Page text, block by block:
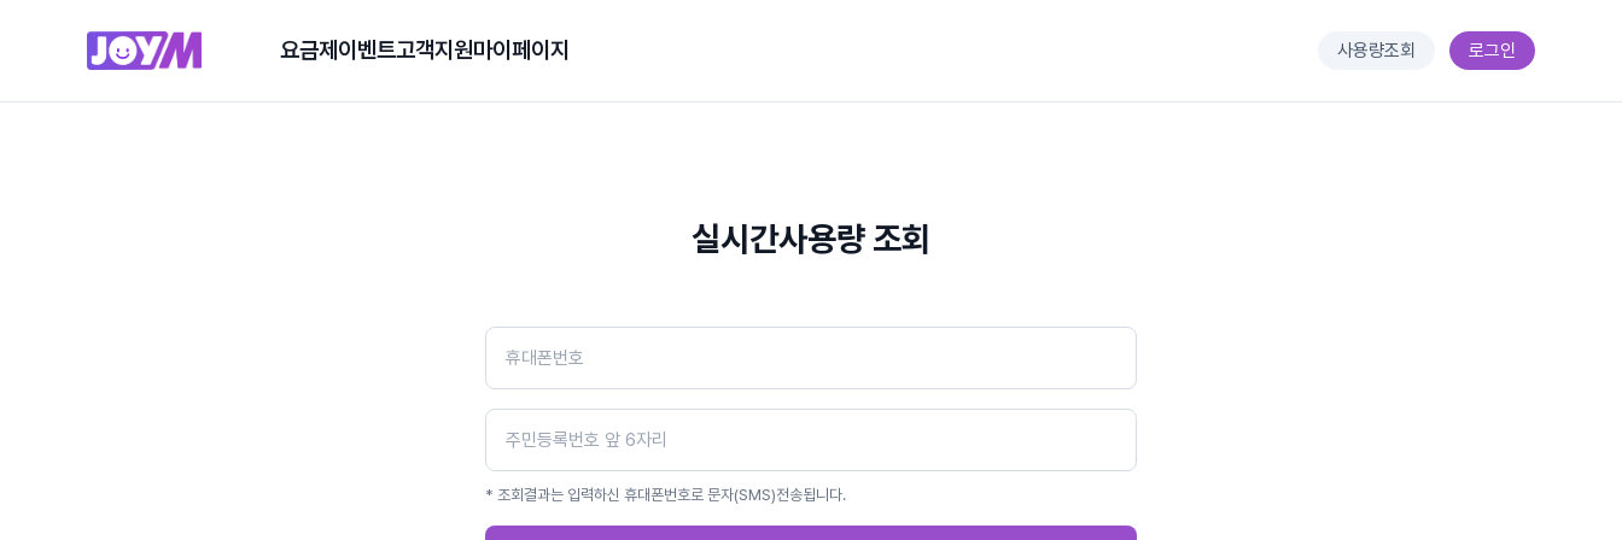
요금제 이벤트고객지원마이페이지 사용량조회 로그인
실시간사용량 조회
* 조회결과는 입력하신 휴대폰번호로 문자(SMS)전송됩니다.